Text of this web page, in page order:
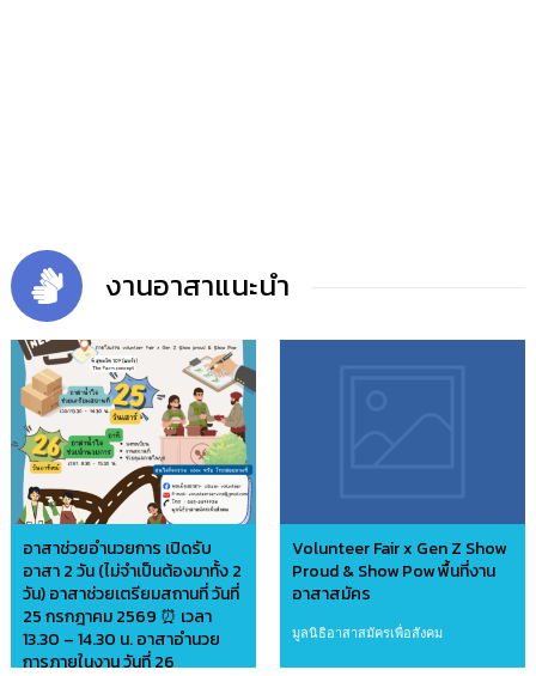
งานอาสาแนะนำ
อาสาช่วยอำนวยการ เปิดรับ
อาสา 2 วัน (ไม่จำเป็นต้องมาทั้ง 2
วัน) อาสาช่วยเตรียมสถานที่ วันที่
25 กรกฎาคม 2569 ⏰ เวลา
13.30 – 14.30 น. อาสาอำนวย
การภายในงาน วันที่ 26
Volunteer Fair x Gen Z Show
Proud & Show Pow พื้นที่งาน
อาสาสมัคร
มูลนิธิอาสาสมัครเพื่อสังคม